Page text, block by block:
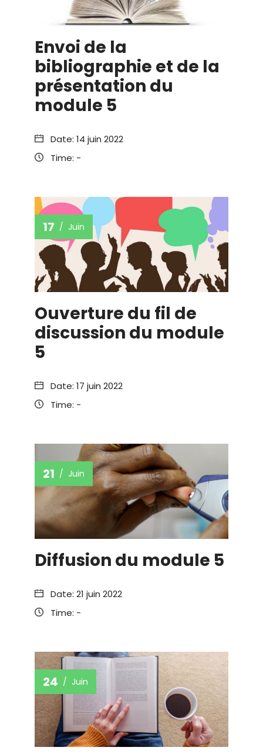
Envoi de la
bibliographie et de la
présentation du
module 5
Date: 14 juin 2022
Time: -
17 Juin
Ouverture du fil de
discussion du module
5
Date: 17 juin 2022
Time: -
21 Juin
Diffusion du module 5
Date: 21 juin 2022
Time: -
24 Juin